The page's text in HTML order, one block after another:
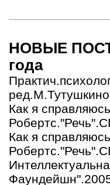
НОВЫЕ
года
Как я
Как я